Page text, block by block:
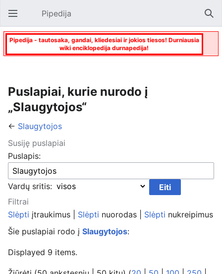
Atverti pagrindinį meniu Pipedija
Pipedija - tautosaka, gandai, kliedesiai ir jokios tiesos! Durniausia
wiki enciklopedija durnapedija!
Puslapiai, kurie nurodo į
„Slaugytojos“
← Slaugytojos
Susiję puslapiai
Puslapis:
Vardų sritis:
Filtrai
Slėpti įtraukimus | Slėpti nuorodas | Slėpti nukreipimus
Šie puslapiai rodo į Slaugytojos:
Displayed 9 items.